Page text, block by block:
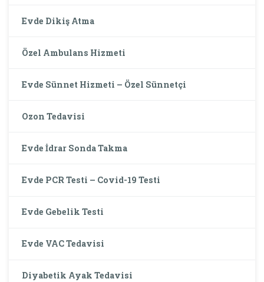
Evde Dikiş Atma
Özel Ambulans Hizmeti
Evde Sünnet Hizmeti – Özel Sünnetçi
Ozon Tedavisi
Evde İdrar Sonda Takma
Evde PCR Testi – Covid-19 Testi
Evde Gebelik Testi
Evde VAC Tedavisi
Diyabetik Ayak Tedavisi